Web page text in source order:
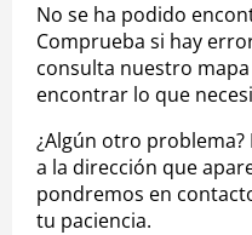
No se ha podido
Comprueba si hay
consulta nuestro
encontrar lo que
¿Algún otro
a la dirección que
pondremos en
tu paciencia.